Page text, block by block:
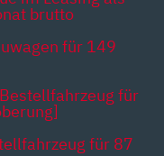
brutto
für 149
für
für 87